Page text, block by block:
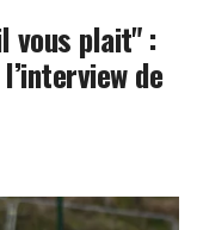
vous plait" :
de